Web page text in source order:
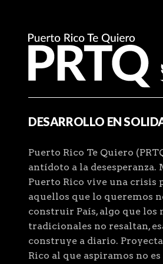
DESARROLLO EN
Puerto Rico Te Quiero
antídoto a la desesperanza.
Puerto Rico vive una crisis
aquellos que lo queremos
construir País, algo que los
tradicionales no resaltan,
construye a diario.
Rico al que aspiramos no